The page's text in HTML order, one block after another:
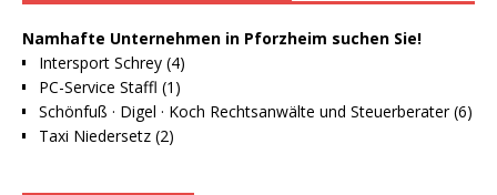
Namhafte Unternehmen in Pforzheim suchen Sie!
Intersport Schrey (4)
PC-Service Staffl (1)
Schönfuß · Digel · Koch Rechtsanwälte und Steuerberater (6)
Taxi Niedersetz (2)